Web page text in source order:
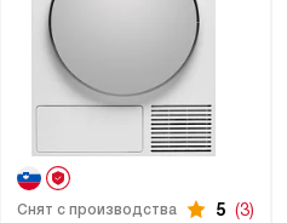
Снят с производства 5 (3)